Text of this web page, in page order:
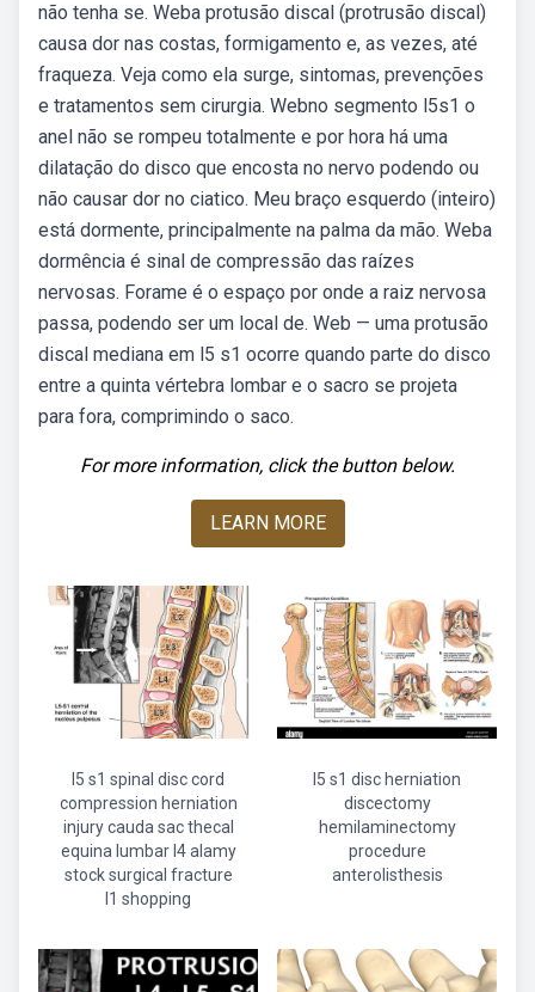
não tenha se. Weba protusão discal (protrusão discal)
causa dor nas costas, formigamento e, as vezes, até
fraqueza. Veja como ela surge, sintomas, prevenções
e tratamentos sem cirurgia. Webno segmento l5s1 o
anel não se rompeu totalmente e por hora há uma
dilatação do disco que encosta no nervo podendo ou
não causar dor no ciatico. Meu braço esquerdo (inteiro)
está dormente, principalmente na palma da mão. Weba
dormência é sinal de compressão das raízes
nervosas. Forame é o espaço por onde a raiz nervosa
passa, podendo ser um local de. Web — uma protusão
discal mediana em l5 s1 ocorre quando parte do disco
entre a quinta vértebra lombar e o sacro se projeta
para fora, comprimindo o saco.
For more information, click the button below.
LEARN MORE
l5 s1 spinal disc cord
compression herniation
injury cauda sac thecal
equina lumbar l4 alamy
stock surgical fracture
l1 shopping
l5 s1 disc herniation
discectomy
hemilaminectomy
procedure
anterolisthesis